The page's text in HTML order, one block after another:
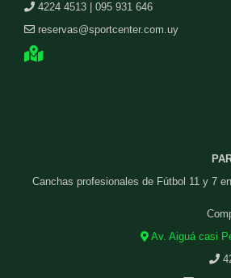
4224 4513 | 095 931 646
reservas@sportcenter.com.uy
Canchas profesionales de Fútbol 11 y 7
Av. Aiguá casi